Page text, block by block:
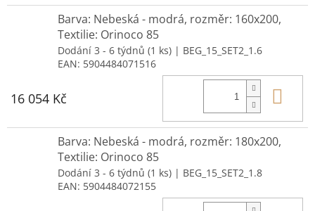
Barva: Nebeská - modrá, rozměr: 160x200,
Textilie: Orinoco 85
Dodání 3 - 6 týdnů (1 ks) | BEG_15_SET2_1.6
EAN: 5904484071516
16 054 Kč
Barva: Nebeská - modrá, rozměr: 180x200,
Textilie: Orinoco 85
Dodání 3 - 6 týdnů (1 ks) | BEG_15_SET2_1.8
EAN: 5904484072155